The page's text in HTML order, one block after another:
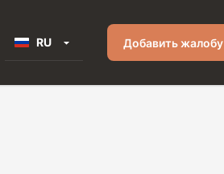
RU Добавить жалобу